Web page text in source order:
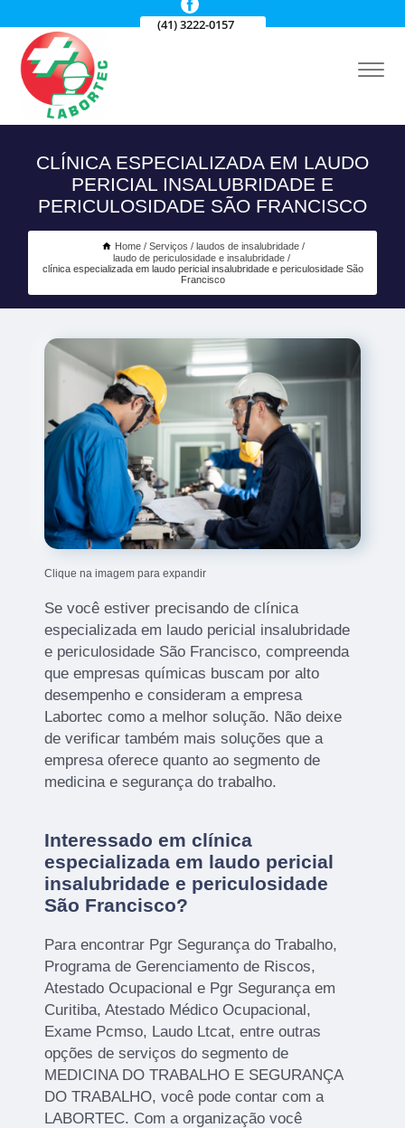
(41) 3222-0157
CLÍNICA ESPECIALIZADA EM LAUDO
PERICIAL INSALUBRIDADE E
PERICULOSIDADE SÃO FRANCISCO
Home Serviços
laudos de insalubridade
laudo de periculosidade e insalubridade
clínica especializada em laudo pericial insalubridade e periculosidade São
Francisco
Clique na imagem para expandir
Se você estiver precisando de clínica
especializada em laudo pericial insalubridade
e periculosidade São Francisco, compreenda
que empresas químicas buscam por alto
desempenho e consideram a empresa
Labortec como a melhor solução. Não deixe
de verificar também mais soluções que a
empresa oferece quanto ao segmento de
medicina e segurança do trabalho.
Interessado em clínica
especializada em laudo pericial
insalubridade e periculosidade
São Francisco?
Para encontrar Pgr Segurança do Trabalho,
Programa de Gerenciamento de Riscos,
Atestado Ocupacional e Pgr Segurança em
Curitiba, Atestado Médico Ocupacional,
Exame Pcmso, Laudo Ltcat, entre outras
opções de serviços do segmento de
MEDICINA DO TRABALHO E SEGURANÇA
DO TRABALHO, você pode contar com a
LABORTEC. Com a organização você